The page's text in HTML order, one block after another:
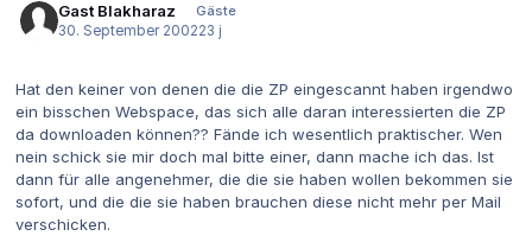
Gast Blakharaz
Gäste
30. September 200223 j
Hat den keiner von denen die die ZP eingescannt haben irgendwo
ein bisschen Webspace, das sich alle daran interessierten die ZP
da downloaden können?? Fände ich wesentlich praktischer. Wen
nein schick sie mir doch mal bitte einer, dann mache ich das. Ist
dann für alle angenehmer, die die sie haben wollen bekommen sie
sofort, und die die sie haben brauchen diese nicht mehr per Mail
verschicken.